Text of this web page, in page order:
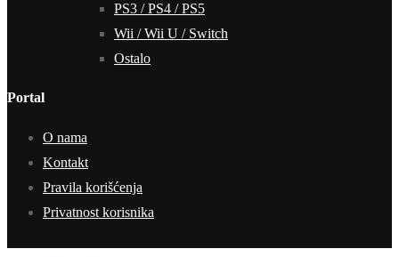
PS3 / PS4 / PS5
Wii / Wii U / Switch
Ostalo
Portal
O nama
Kontakt
Pravila korišćenja
Privatnost korisnika